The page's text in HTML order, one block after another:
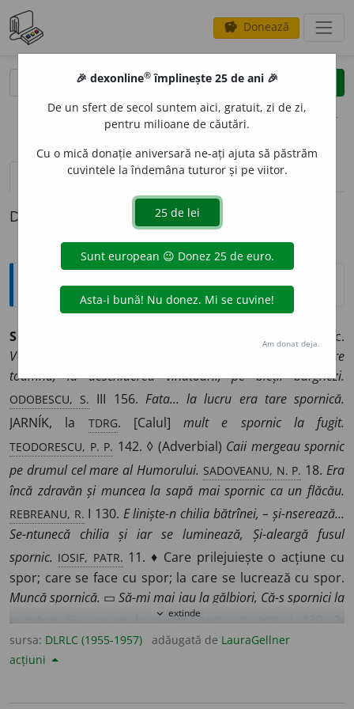
savings Donează
clear
opțiuni
definiții (1)
Definiția cu ID-ul 956347:
Explicative DEX
SP
Care are spor; harnic.
Veselul taraf al spornicilor caricaturiști... ilustrează în fiecare
toamnă, la deschiderea vînătoarii, pe bieții burghezi.
ODOBESCU, S. III 156. Fata... la lucru era tare spornică.
JARNÍK, la TDRG. [Calul] mult e spornic la fugit.
TEODORESCU, P. P. 142. ◊ (Adverbial) Caii mergeau spornic
pe drumul cel mare al Humorului. SADOVEANU, N. P. 18.Era
încă zdravăn și muncea la sapă mai spornic ca un flăcău.
REBREANU, R. I 130. E liniște-n chilia bătrînei, – și-nserează...
Se-ntunecă chilia și iar se luminează, Și-aleargă fusul
spornic. IOSIF, PATR. 11. ♦ Care prilejuiește o acțiune cu
spor; care se face cu spor; la care se lucrează cu spor.
Muncă spornică. ▭Să-mi mai iau la gălbiori, Că-s spornici la
numărat Și-s ușurei la purtat. ANT. LIT. POP.
2.
Îmbelșugat, abundent, bogat; mult.Prin ei se mișc-a lumii
roate cu roiul spornic de vieți.
expand_more extinde
sursa: DLRLC (1955-1957) adăugată de LauraGellner
acțiuni
🎉 dexonline® împlinește 25 de ani 🎉
De un sfert de secol suntem aici, gratuit, zi de zi,
pentru milioane de căutări.
Cu o mică donație aniversară ne-ați ajuta să păstrăm
cuvintele la îndemâna tuturor și pe viitor.
Am donat deja.